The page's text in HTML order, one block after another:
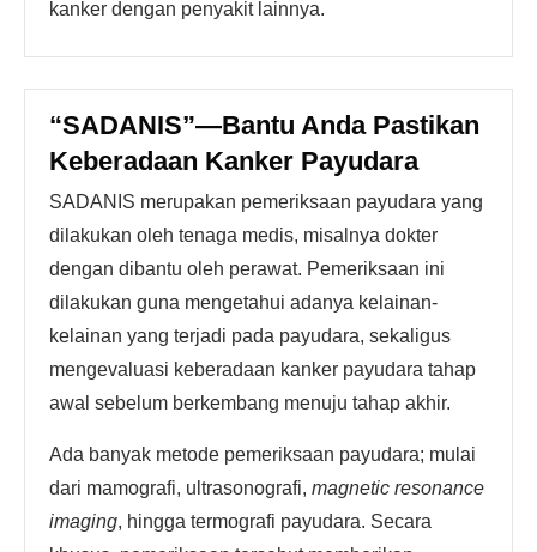
kanker dengan penyakit lainnya.
“SADANIS”—Bantu Anda Pastikan
Keberadaan Kanker Payudara
SADANIS merupakan pemeriksaan payudara yang
dilakukan oleh tenaga medis, misalnya dokter
dengan dibantu oleh perawat. Pemeriksaan ini
dilakukan guna mengetahui adanya kelainan-
kelainan yang terjadi pada payudara, sekaligus
mengevaluasi keberadaan kanker payudara tahap
awal sebelum berkembang menuju tahap akhir.
Ada banyak metode pemeriksaan payudara; mulai
dari mamografi, ultrasonografi, magnetic resonance
imaging, hingga termografi payudara. Secara